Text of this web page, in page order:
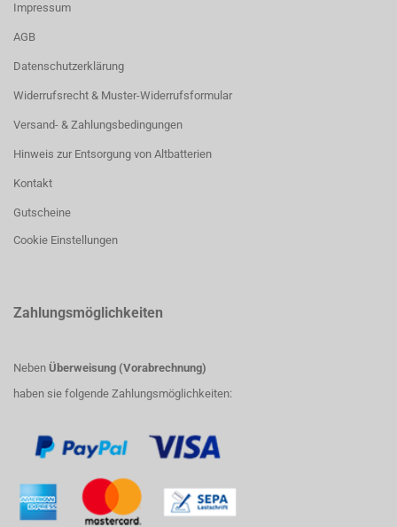
Impressum
AGB
Datenschutzerklärung
Widerrufsrecht & Muster-Widerrufsformular
Versand- & Zahlungsbedingungen
Hinweis zur Entsorgung von Altbatterien
Kontakt
Gutscheine
Cookie Einstellungen
Zahlungsmöglichkeiten
Neben Überweisung (Vorabrechnung)
haben sie folgende Zahlungsmöglichkeiten: